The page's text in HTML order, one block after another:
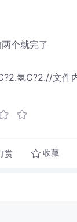
个就完了
氢C?2.//文件
赏 收藏